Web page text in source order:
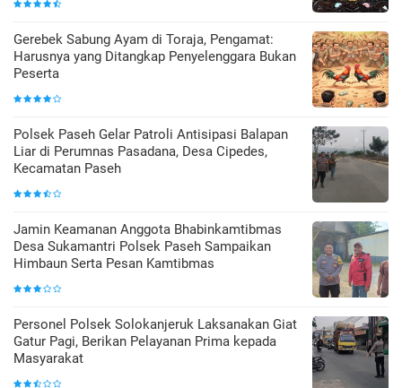
Gerebek Sabung Ayam di Toraja, Pengamat:
Harusnya yang Ditangkap Penyelenggara Bukan
Peserta
Polsek Paseh Gelar Patroli Antisipasi Balapan
Liar di Perumnas Pasadana, Desa Cipedes,
Kecamatan Paseh
Jamin Keamanan Anggota Bhabinkamtibmas
Desa Sukamantri Polsek Paseh Sampaikan
Himbaun Serta Pesan Kamtibmas
Personel Polsek Solokanjeruk Laksanakan Giat
Gatur Pagi, Berikan Pelayanan Prima kepada
Masyarakat